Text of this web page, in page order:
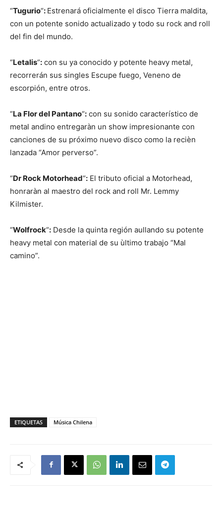
“Tugurio“: Estrenará oficialmente el disco Tierra maldita,
con un potente sonido actualizado y todo su rock and roll
del fin del mundo.
“Letalis“: con su ya conocido y potente heavy metal,
recorrerán sus singles Escupe fuego, Veneno de
escorpión, entre otros.
“La Flor del Pantano“: con su sonido característico de
metal andino entregaràn un show impresionante con
canciones de su próximo nuevo disco como la recièn
lanzada “Amor perverso”.
“Dr Rock Motorhead“: El tributo oficial a Motorhead,
honraràn al maestro del rock and roll Mr. Lemmy
Kilmister.
“Wolfrock“: Desde la quinta región aullando su potente
heavy metal con material de su ùltimo trabajo “Mal
camino”.
ETIQUETAS Música Chilena